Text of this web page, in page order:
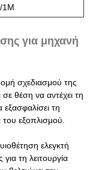
για μηχανή
σχεδιασμού της
θέση να αντέχει τη
τη
εξοπλισμού.
ελεγκτή
τη λειτουργία